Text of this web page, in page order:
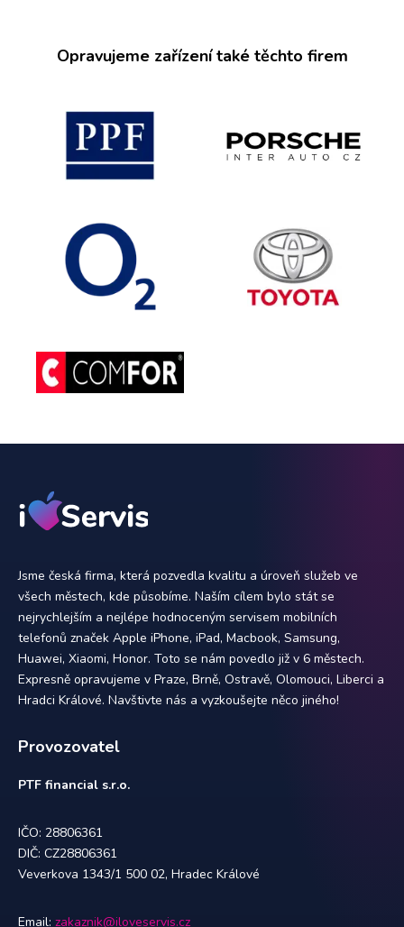
Opravujeme zařízení také těchto firem
Jsme česká firma, která pozvedla kvalitu a úroveň služeb ve
všech městech, kde působíme. Naším cílem bylo stát se
nejrychlejším a nejlépe hodnoceným servisem mobilních
telefonů značek Apple iPhone, iPad, Macbook, Samsung,
Huawei, Xiaomi, Honor. Toto se nám povedlo již v 6 městech.
Expresně opravujeme v Praze, Brně, Ostravě, Olomouci, Liberci a
Hradci Králové. Navštivte nás a vyzkoušejte něco jiného!
Provozovatel
PTF financial s.r.o.
IČO: 28806361
DIČ: CZ28806361
Veverkova 1343/1 500 02, Hradec Králové
Email: zakaznik@iloveservis.cz